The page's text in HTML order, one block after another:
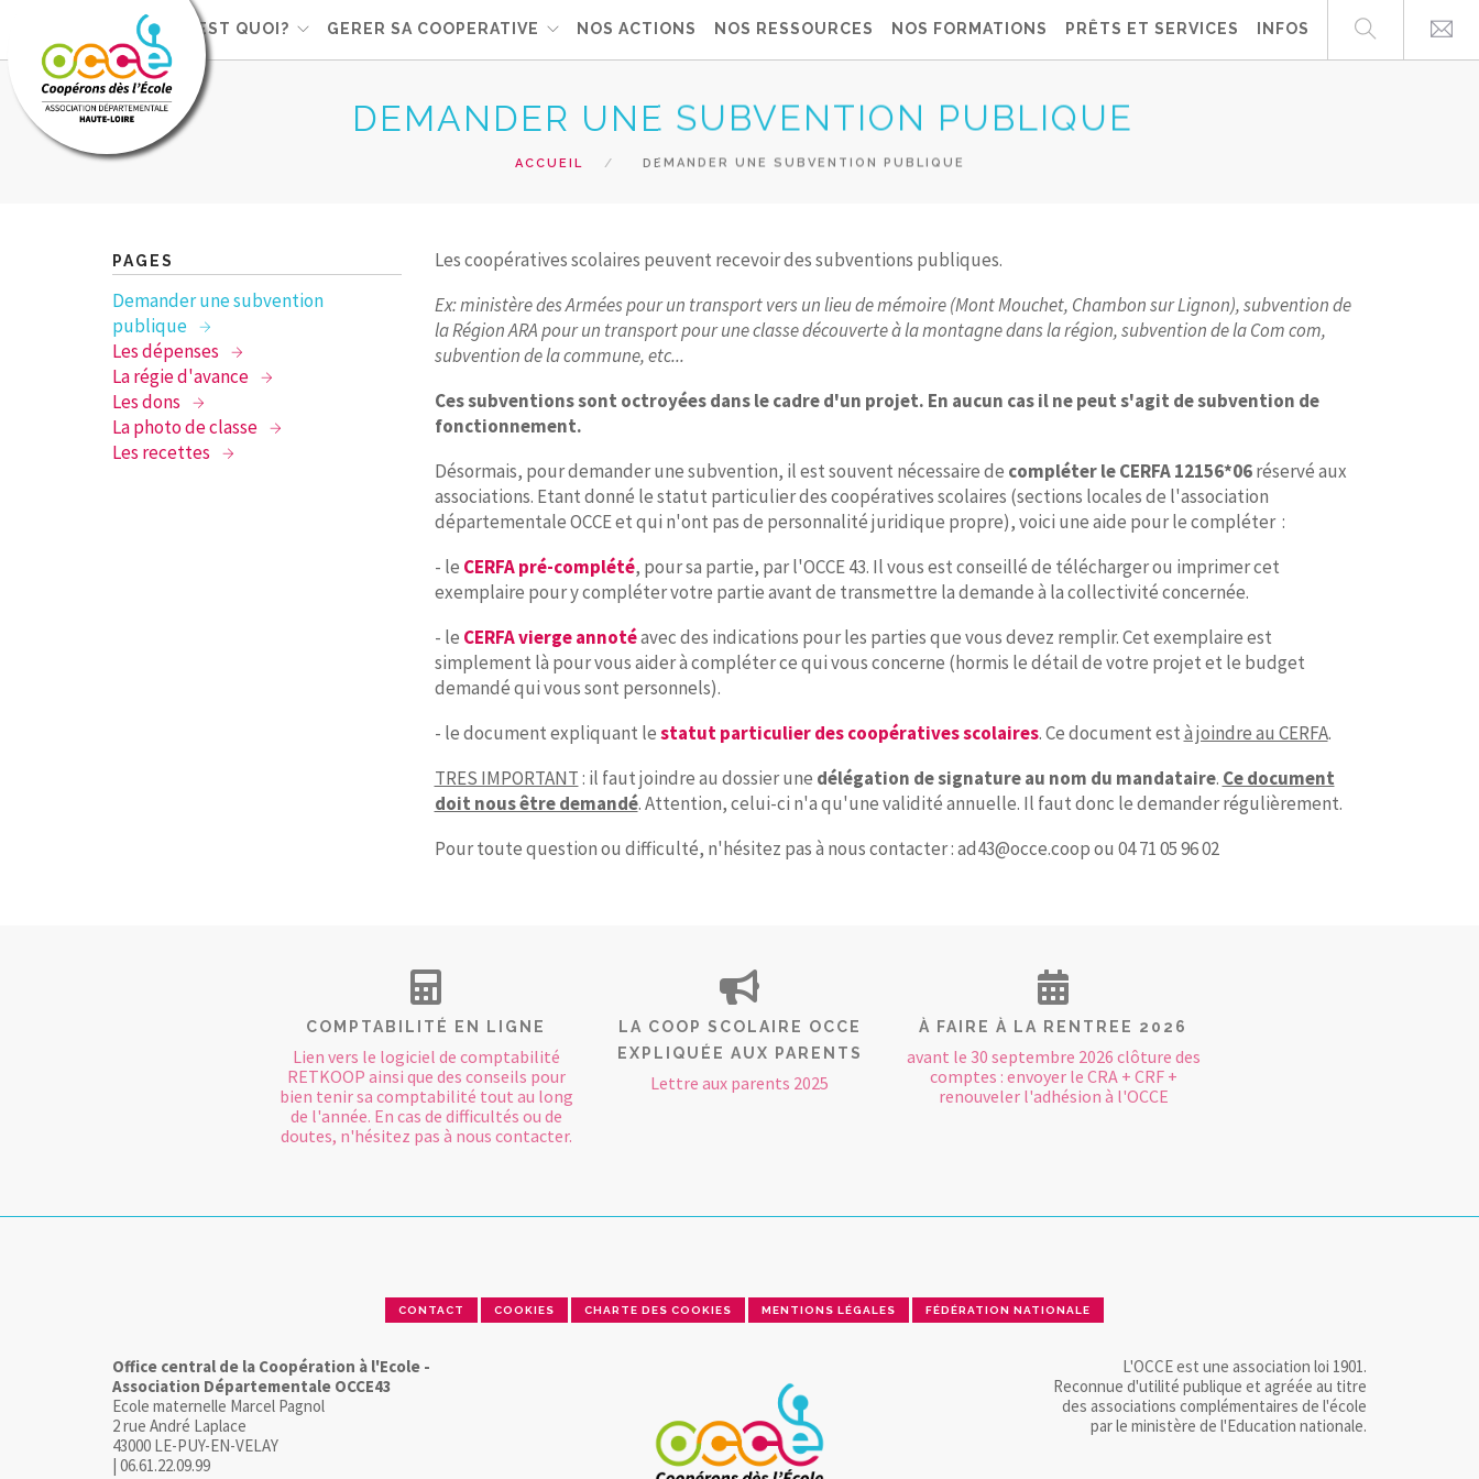
L'OCCE, C'EST QUOI? GERER SA COOPERATIVE NOS ACTIONS NOS RESSOURCES NOS FORMATIONS PRÊTS ET SERVICES INFOS
DEMANDER UNE SUBVENTION PUBLIQUE
ACCUEIL DEMANDER UNE SUBVENTION PUBLIQUE
PAGES
Demander une subvention
publique
Les dépenses
La régie d'avance
Les dons
La photo de classe
Les recettes
Les coopératives scolaires peuvent recevoir des subventions publiques.
Ex: ministère des Armées pour un transport vers un lieu de mémoire (Mont Mouchet, Chambon sur Lignon), subvention de
la Région ARA pour un transport pour une classe découverte à la montagne dans la région, subvention de la Com com,
subvention de la commune, etc...
Ces subventions sont octroyées dans le cadre d'un projet. En aucun cas il ne peut s'agit de subvention de
fonctionnement.
Désormais, pour demander une subvention, il est souvent nécessaire de compléter le CERFA 12156*06réservé aux
associations. Etant donné le statut particulier des coopératives scolaires (sections locales de l'association
départementale OCCE et qui n'ont pas de personnalité juridique propre), voici une aide pour le compléter :
- le CERFA pré-complété, pour sa partie, par l'OCCE 43. Il vous est conseillé de télécharger ou imprimer cet
exemplaire pour y compléter votre partie avant de transmettre la demande à la collectivité concernée.
- le CERFA vierge annotéavec des indications pour les parties que vous devez remplir. Cet exemplaire est
simplement là pour vous aider à compléter ce qui vous concerne (hormis le détail de votre projet et le budget
demandé qui vous sont personnels).
- le document expliquant lestatut particulier des coopératives scolaires. Ce document està joindre au CERFA.
TRES IMPORTANT: il faut joindre au dossier une délégation de signature au nom du mandataire. Ce document
doit nous être demandé. Attention, celui-ci n'a qu'une validité annuelle. Il faut donc le demander régulièrement.
Pour toute question ou difficulté, n'hésitez pas à nous contacter : ad43@occe.coop ou 04 71 05 96 02
COMPTABILITÉ EN LIGNE
Lien vers le logiciel de comptabilité
RETKOOP ainsi que des conseils pour
bien tenir sa comptabilité tout au long
de l'année. En cas de difficultés ou de
doutes, n'hésitez pas à nous contacter.
LA COOP SCOLAIRE OCCE
EXPLIQUÉE AUX PARENTS
Lettre aux parents 2025
À FAIRE À LA RENTREE 2026
avant le 30 septembre 2026 clôture des
comptes : envoyer le CRA + CRF +
renouveler l'adhésion à l'OCCE
CONTACT COOKIES CHARTE DES COOKIES MENTIONS LÉGALES FÉDÉRATION NATIONALE
Office central de la Coopération à l'Ecole -
Association Départementale OCCE43
Ecole maternelle Marcel Pagnol
2 rue André Laplace
43000 LE-PUY-EN-VELAY
| 06.61.22.09.99
L'OCCE est une association loi 1901.
Reconnue d'utilité publique et agréée au titre
des associations complémentaires de l'école
par le ministère de l'Education nationale.